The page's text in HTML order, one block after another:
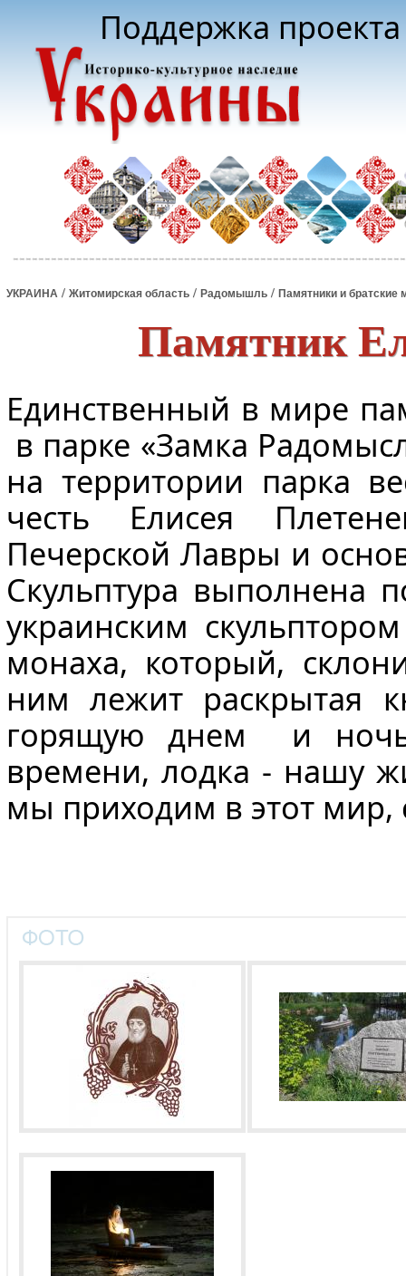
Поддержка
УКРАИНА / Житомирская область / Радомышль / Памятники и братские
Памятник
Единственный в мире
в парке «Замка
на территории парка
честь Елисея
Печерской Лавры и
Скульптура выполнена
украинским
монаха, который,
ним лежит раскрытая
горящую днем и
времени, лодка - нашу
мы приходим в этот мир,